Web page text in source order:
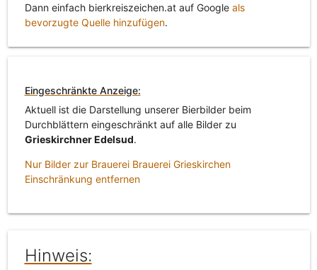
Dann einfach bierkreiszeichen.at auf Google als
bevorzugte Quelle hinzufügen.
Eingeschränkte Anzeige:
Aktuell ist die Darstellung unserer Bierbilder beim
Durchblättern eingeschränkt auf alle Bilder zu
Grieskirchner Edelsud.
Nur Bilder zur Brauerei Brauerei Grieskirchen
Einschränkung entfernen
Hinweis: